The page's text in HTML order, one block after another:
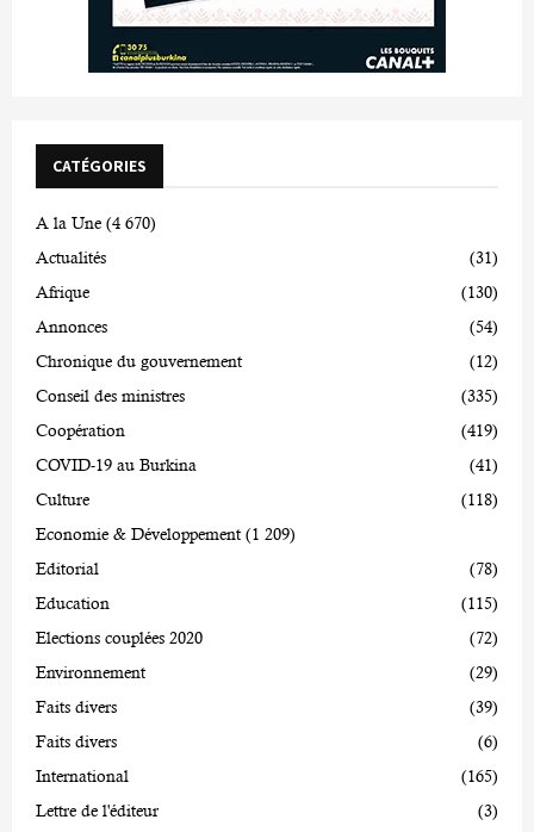
CATÉGORIES
A la Une (4 670)
Actualités
(31)
Afrique
(130)
Annonces
(54)
Chronique du gouvernement
(12)
Conseil des ministres
(335)
Coopération
(419)
COVID-19 au Burkina
(41)
Culture
(118)
Economie & Développement (1 209)
Editorial
(78)
Education
(115)
Elections couplées 2020
(72)
Environnement
(29)
Faits divers
(39)
Faits divers
(6)
International
(165)
Lettre de l'éditeur
(3)